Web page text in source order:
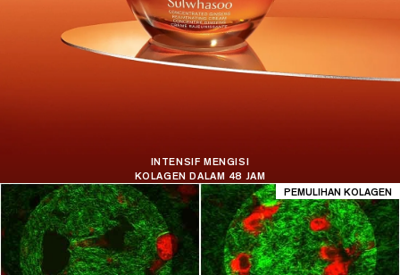
INTENSIF MENGISI
KOLAGEN DALAM 48 JAM
PEMULIHAN KOLAGEN